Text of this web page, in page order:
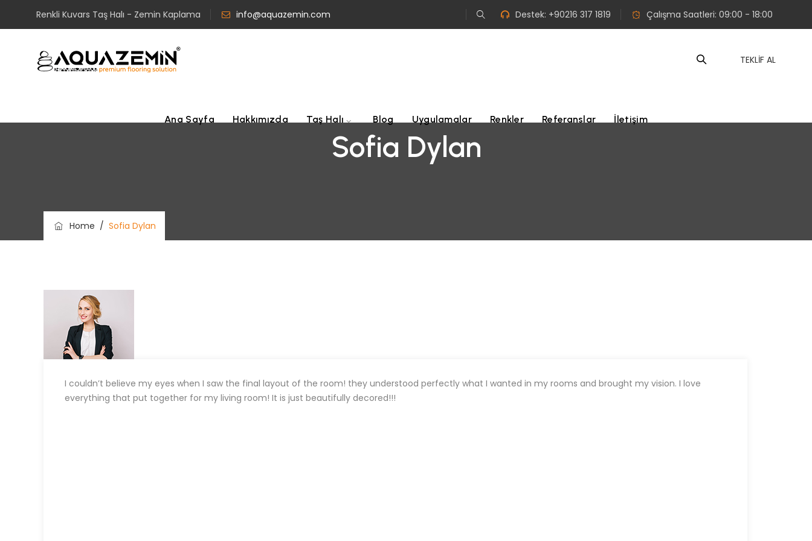
Renkli Kuvars Taş Halı - Zemin Kaplama info@aquazemin.com Destek: +90216 317 1819 Çalışma Saatleri: 09:00 - 18:00
TEKLİF AL
Ana Sayfa Hakkımızda Taş Halı Blog Uygulamalar Renkler Referanslar İletişim
Sofia Dylan
Home / Sofia Dylan
I couldn’t believe my eyes when I saw the final layout of the room! they understood perfectly what I wanted in my rooms and brought my vision. I love
everything that put together for my living room! It is just beautifully decored!!!